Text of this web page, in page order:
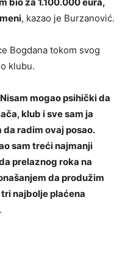
, kazao je Burzanović.
Bogdana tokom svog
klubu.
mogao psihički da
klub i sve sam ja
da radim ovaj posao.
sam treći najmanji
prelaznog roka na
da produžim
najbolje plaćena